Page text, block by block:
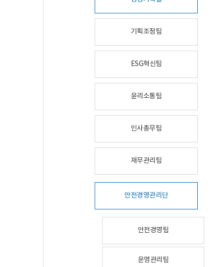
기획조정팀
ESG혁신팀
윤리소통팀
인사총무팀
재무관리팀
안전경영관리단
안전경영팀
운영관리팀